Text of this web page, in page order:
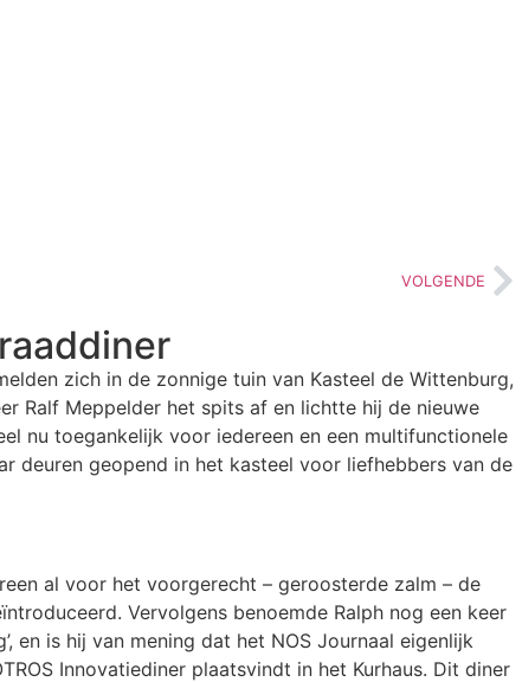
VOLGENDE
zich in de zonnige tuin van Kasteel de Wittenburg,
Ralf Meppelder het spits af en lichtte hij de nieuwe
nu toegankelijk voor iedereen en een multifunctionele
deuren geopend in het kasteel voor liefhebbers van de
al voor het voorgerecht – geroosterde zalm – de
Vervolgens benoemde Ralph nog een keer
is hij van mening dat het NOS Journaal eigenlijk
Innovatiediner plaatsvindt in het Kurhaus. Dit diner